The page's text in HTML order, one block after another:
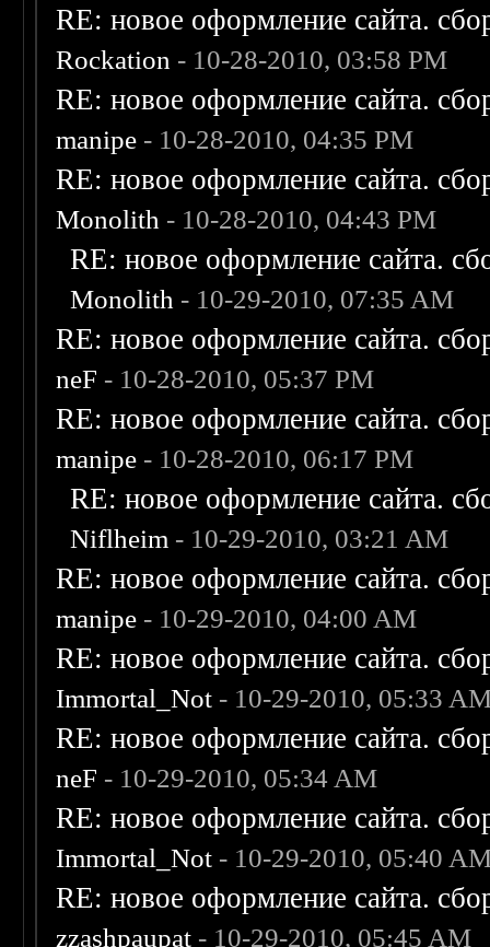
RE: новое оформление сайта.
Rockation - 10-28-2010, 03:58 PM
RE: новое оформление сайта.
manipe - 10-28-2010, 04:35 PM
RE: новое оформление сайта.
Monolith - 10-28-2010, 04:43 PM
RE: новое оформление сайта.
Monolith - 10-29-2010, 07:35 AM
RE: новое оформление сайта.
neF - 10-28-2010, 05:37 PM
RE: новое оформление сайта.
manipe - 10-28-2010, 06:17 PM
RE: новое оформление сайта.
Niflheim - 10-29-2010, 03:21 AM
RE: новое оформление сайта.
manipe - 10-29-2010, 04:00 AM
RE: новое оформление сайта.
Immortal_Not - 10-29-2010, 05:33
RE: новое оформление сайта.
neF - 10-29-2010, 05:34 AM
RE: новое оформление сайта.
Immortal_Not - 10-29-2010, 05:40
RE: новое оформление сайта.
zzashpaupat - 10-29-2010, 05:45 AM